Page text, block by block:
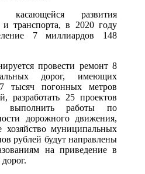
касающейся развития
и транспорта, в 2020 году
7 миллиардов 148
провести ремонт 8
дорог, имеющих
тысяч погонных метров
разработать 25 проектов
выполнить работы по
дорожного движения,
хозяйство муниципальных
рублей будут направлены
на приведение в